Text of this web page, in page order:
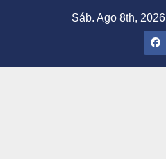
Sáb. Ago 8th, 2026